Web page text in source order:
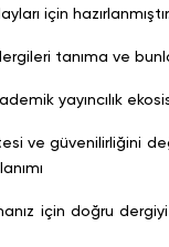
için hazırlanmıştır.
tanıma ve
yayıncılık
doğru dergiyi